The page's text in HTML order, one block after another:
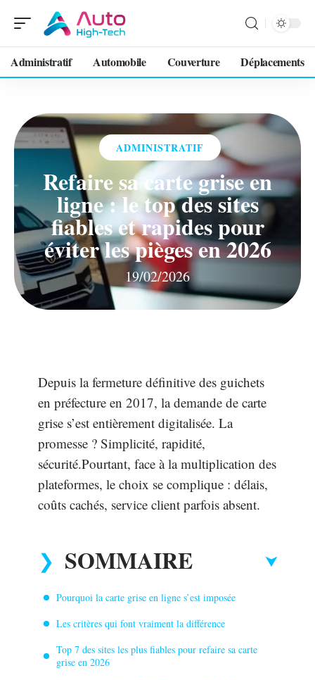
Administratif Automobile Couverture Déplacements
ADMINISTRATIF
Refaire sa carte grise en
ligne : le top des sites
fiables et rapides pour
éviter les pièges en 2026
19/02/2026
Depuis la fermeture définitive des guichets
en préfecture en 2017, la demande de carte
grise s’est entièrement digitalisée. La
promesse ? Simplicité, rapidité,
sécurité.Pourtant, face à la multiplication des
plateformes, le choix se complique : délais,
coûts cachés, service client parfois absent.
SOMMAIRE
Pourquoi la carte grise en ligne s’est imposée
Les critères qui font vraiment la différence
Top 7 des sites les plus fiables pour refaire sa carte
grise en 2026